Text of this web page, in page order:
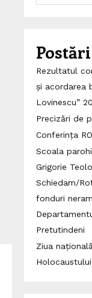
Rezultatul
și acordarea
Lovinescu”
Precizări de
Conferința
Scoala
Grigorie
Schiedam/
fonduri
Pretutindeni
Ziua